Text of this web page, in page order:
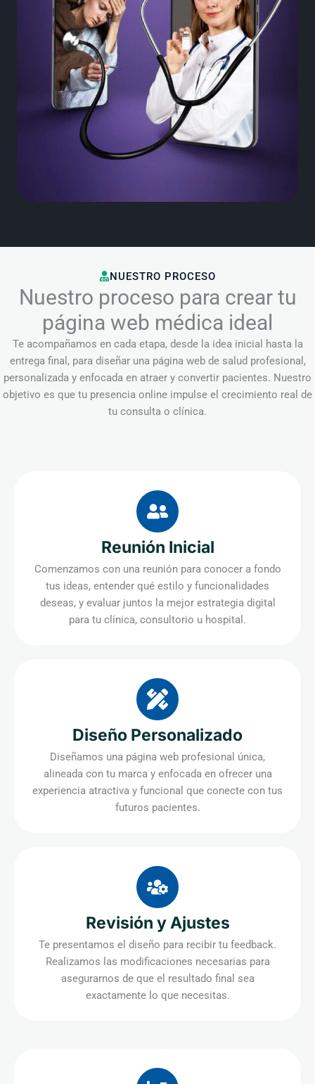
NUESTRO PROCESO
Nuestro proceso para crear tu
página web médica ideal
Te acompañamos en cada etapa, desde la idea inicial hasta la
entrega final, para diseñar una página web de salud profesional,
personalizada y enfocada en atraer y convertir pacientes. Nuestro
objetivo es que tu presencia online impulse el crecimiento real de
tu consulta o clínica.
Reunión Inicial
Comenzamos con una reunión para conocer a fondo
tus ideas, entender qué estilo y funcionalidades
deseas, y evaluar juntos la mejor estrategia digital
para tu clínica, consultorio u hospital.
Diseño Personalizado
Diseñamos una página web profesional única,
alineada con tu marca y enfocada en ofrecer una
experiencia atractiva y funcional que conecte con tus
futuros pacientes.
Revisión y Ajustes
Te presentamos el diseño para recibir tu feedback.
Realizamos las modificaciones necesarias para
asegurarnos de que el resultado final sea
exactamente lo que necesitas.